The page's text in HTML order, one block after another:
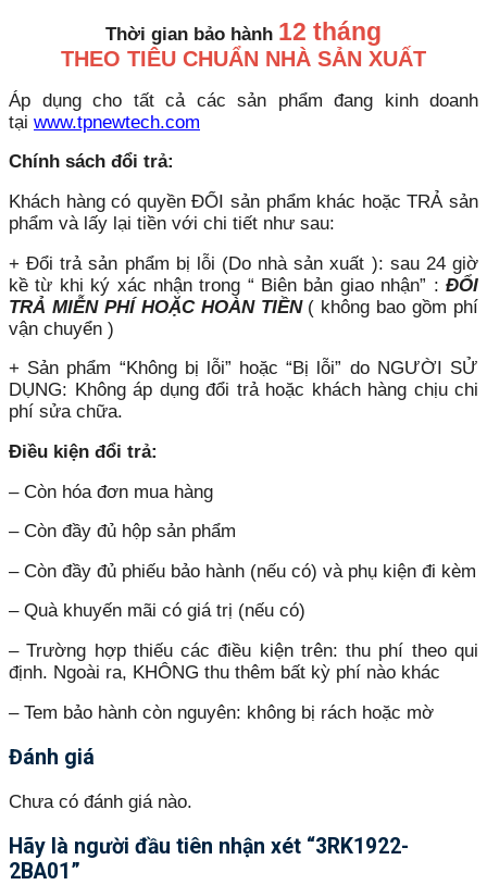
Thời gian bảo hành 12 tháng
THEO TIÊU CHUẨN NHÀ SẢN XUẤT
Áp dụng cho tất cả các sản phẩm đang kinh doanh
tại www.tpnewtech.com
Chính sách đổi trả:
Khách hàng có quyền ĐỔI sản phẩm khác hoặc TRẢ sản
phẩm và lấy lại tiền với chi tiết như sau:
+ Đổi trả sản phẩm bị lỗi (Do nhà sản xuất ): sau 24 giờ
kề từ khi ký xác nhận trong “ Biên bản giao nhận” : ĐỔI
TRẢ MIỄN PHÍ HOẶC HOÀN TIỀN( không bao gồm phí
vận chuyển )
+ Sản phẩm “Không bị lỗi” hoặc “Bị lỗi” do NGƯỜI SỬ
DỤNG: Không áp dụng đổi trả hoặc khách hàng chịu chi
phí sửa chữa.
Điều kiện đổi trả:
– Còn hóa đơn mua hàng
– Còn đầy đủ hộp sản phẩm
– Còn đầy đủ phiếu bảo hành (nếu có) và phụ kiện đi kèm
– Quà khuyến mãi có giá trị (nếu có)
– Trường hợp thiếu các điều kiện trên: thu phí theo qui
định. Ngoài ra, KHÔNG thu thêm bất kỳ phí nào khác
– Tem bảo hành còn nguyên: không bị rách hoặc mờ
Đánh giá
Chưa có đánh giá nào.
Hãy là người đầu tiên nhận xét “3RK1922-
2BA01”